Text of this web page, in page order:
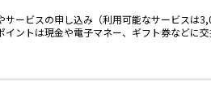
サービスの申し込み（利用可能なサービスは
ントは現金や電子マネー、ギフト券などに交